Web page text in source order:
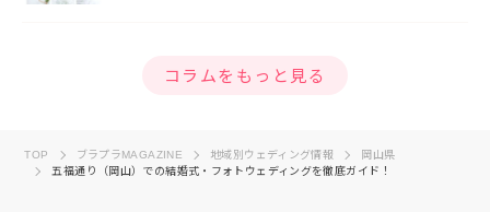
コラムをもっと見る
TOP ブラプラMAGAZINE 地域別ウェディング情報
岡山県
五福通り（岡山）での結婚式・フォトウェディングを徹底ガイド！